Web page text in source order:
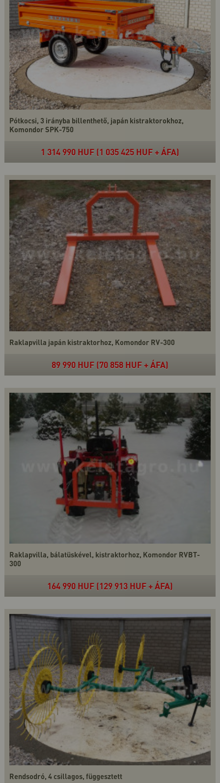
Pótkocsi, 3 irányba billenthető, japán kistraktorokhoz,
Komondor SPK-750
1 314 990 HUF (1 035 425 HUF + ÁFA)
Raklapvilla japán kistraktorhoz, Komondor RV-300
89 990 HUF (70 858 HUF + ÁFA)
Raklapvilla, bálatüskével, kistraktorhoz, Komondor RVBT-
300
164 990 HUF (129 913 HUF + ÁFA)
Rendsodró, 4 csillagos, függesztett